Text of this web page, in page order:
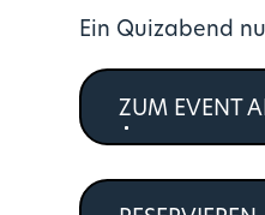
Ein Quizabend
ZUM EVENT